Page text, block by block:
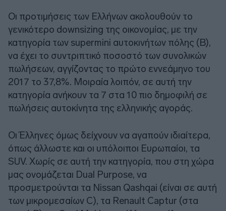
Οι προτιμήσεις των Ελλήνων ακολουθούν το
γενικότερο downsizing της οικονομίας, με την
κατηγορία των supermini αυτοκινήτων πόλης (B),
να έχει το συντριπτικό ποσοστό των συνολικών
πωλήσεων, αγγίζοντας το πρώτο εννεάμηνο του
2017 το 37,8%. Μοιραία λοιπόν, σε αυτή την
κατηγορία ανήκουν τα 7 στα 10 πιο δημοφιλή σε
πωλήσεις αυτοκίνητα της ελληνικής αγοράς.
Οι Έλληνες όμως δείχνουν να αγαπούν ιδιαίτερα,
όπως άλλωστε και οι υπόλοιποι Ευρωπαίοι, τα
SUV. Χωρίς σε αυτή την κατηγορία, που στη χώρα
μας ονομάζεται Dual Purpose, να
προσμετρούνται τα Nissan Qashqai (είναι σε αυτή
των μικρομεσαίων C), τα Renault Captur (στα